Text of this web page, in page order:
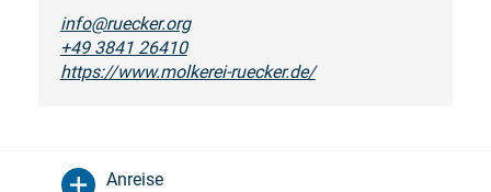
info@ruecker.org
+49 3841 26410
https://www.molkerei-ruecker.de/
Anreise